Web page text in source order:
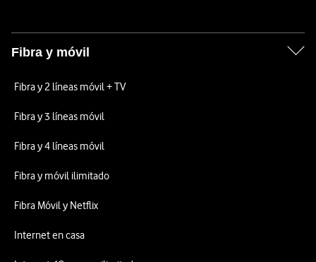
Fibra y móvil
Fibra y 2 líneas móvil + TV
Fibra y 3 líneas móvil
Fibra y 4 líneas móvil
Fibra y móvil ilimitado
Fibra Móvil y Netflix
Internet en casa